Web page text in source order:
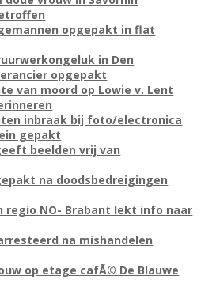
opgepakt in flat
in Den
opgepakt
van moord op Lowie v. Lent
inbraak bij foto/electronica
gepakt
beelden vrij van
na doodsbedreigingen
regio NO- Brabant lekt info naar
na mishandelen
op etage cafÃ© De Blauwe